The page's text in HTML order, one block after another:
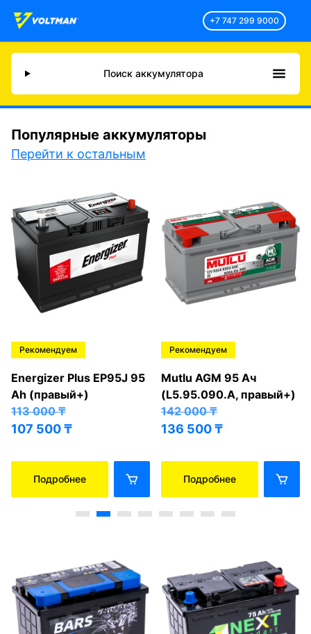
+7 747 299 9000
Поиск аккумулятора
Популярные аккумуляторы
Перейти к остальным
Рекомендуем
Energizer Plus EP95J 95
Ah (правый+)
113 000₸
107 500₸
Подробнее
Рекомендуем
Mutlu AGM 95 Ач
(L5.95.090.A, правый+)
142 000₸
136 500₸
Подробнее